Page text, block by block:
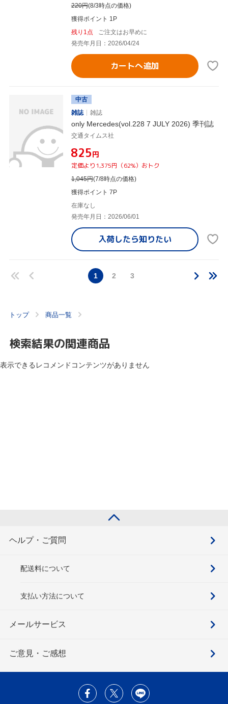
220円(8/3時点の価格)
獲得ポイント 1P
残り1点
ご注文はお早めに
発売年月日：2026/04/24
カートへ追加
中古
雑誌
雑誌
only Mercedes(vol.228 7 JULY 2026) 季刊誌
交通タイムス社
¥825円
定価より1,375円（62%）おトク
1,045円(7/8時点の価格)
獲得ポイント 7P
在庫なし
発売年月日：2026/06/01
入荷したら知りたい
1 2 3
トップ 商品一覧
検索結果の関連商品
表示できるレコメンドコンテンツがありません
ヘルプ・ご質問
配送料について
支払い方法について
メールサービス
ご意見・ご感想